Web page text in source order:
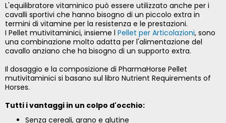
L'equilibratore vitaminico può essere utilizzato anche per i
cavalli sportivi che hanno bisogno di un piccolo extra in
termini di vitamine per la resistenza e le prestazioni.
I Pellet mutivitaminici, insieme l Pellet per Articolazioni, sono
una combinazione molto adatta per l'alimentazione del
cavallo anziano che ha bisogno di un supporto extra.
Il dosaggio e la composizione di PharmaHorse Pellet
mutivitaminici si basano sul libro Nutrient Requirements of
Horses.
Tutti i vantaggi in un colpo d'occhio:
Senza cereali, grano e glutine